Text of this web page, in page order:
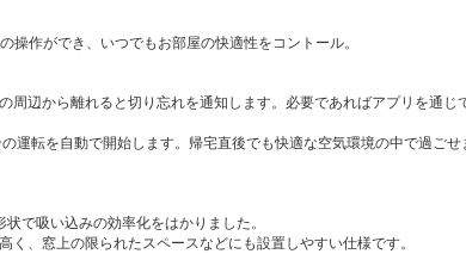
作ができ、いつでもお部屋の快適性をコントール。
周辺から離れると切り忘れを通知します。必要であればアプリを通じ
運転を自動で開始します。帰宅直後でも快適な空気環境の中で過ごせ
で吸い込みの効率化をはかりました。
、窓上の限られたスペースなどにも設置しやすい仕様です。